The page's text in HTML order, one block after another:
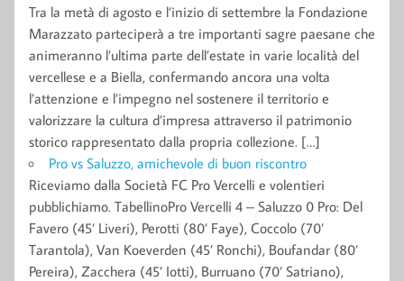
Tra la metà di agosto e l’inizio di settembre la Fondazione
Marazzato parteciperà a tre importanti sagre paesane che
animeranno l’ultima parte dell’estate in varie località del
vercellese e a Biella, confermando ancora una volta
l’attenzione e l’impegno nel sostenere il territorio e
valorizzare la cultura d’impresa attraverso il patrimonio
storico rappresentato dalla propria collezione. […]
Pro vs Saluzzo, amichevole di buon riscontro
Riceviamo dalla Società FC Pro Vercelli e volentieri
pubblichiamo. TabellinoPro Vercelli 4 – Saluzzo 0 Pro: Del
Favero (45’ Liveri), Perotti (80’ Faye), Coccolo (70’
Tarantola), Van Koeverden (45’ Ronchi), Boufandar (80’
Pereira), Zacchera (45’ Iotti), Burruano (70’ Satriano),